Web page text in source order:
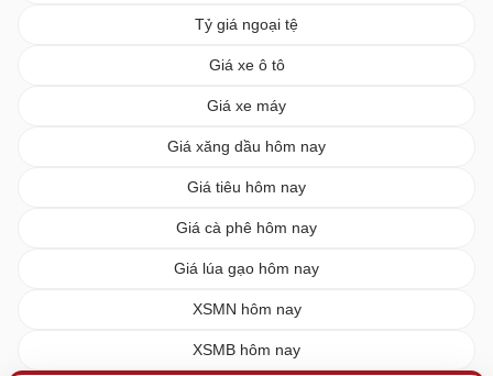
Tỷ giá ngoại tệ
Giá xe ô tô
Giá xe máy
Giá xăng dầu hôm nay
Giá tiêu hôm nay
Giá cà phê hôm nay
Giá lúa gạo hôm nay
XSMN hôm nay
XSMB hôm nay